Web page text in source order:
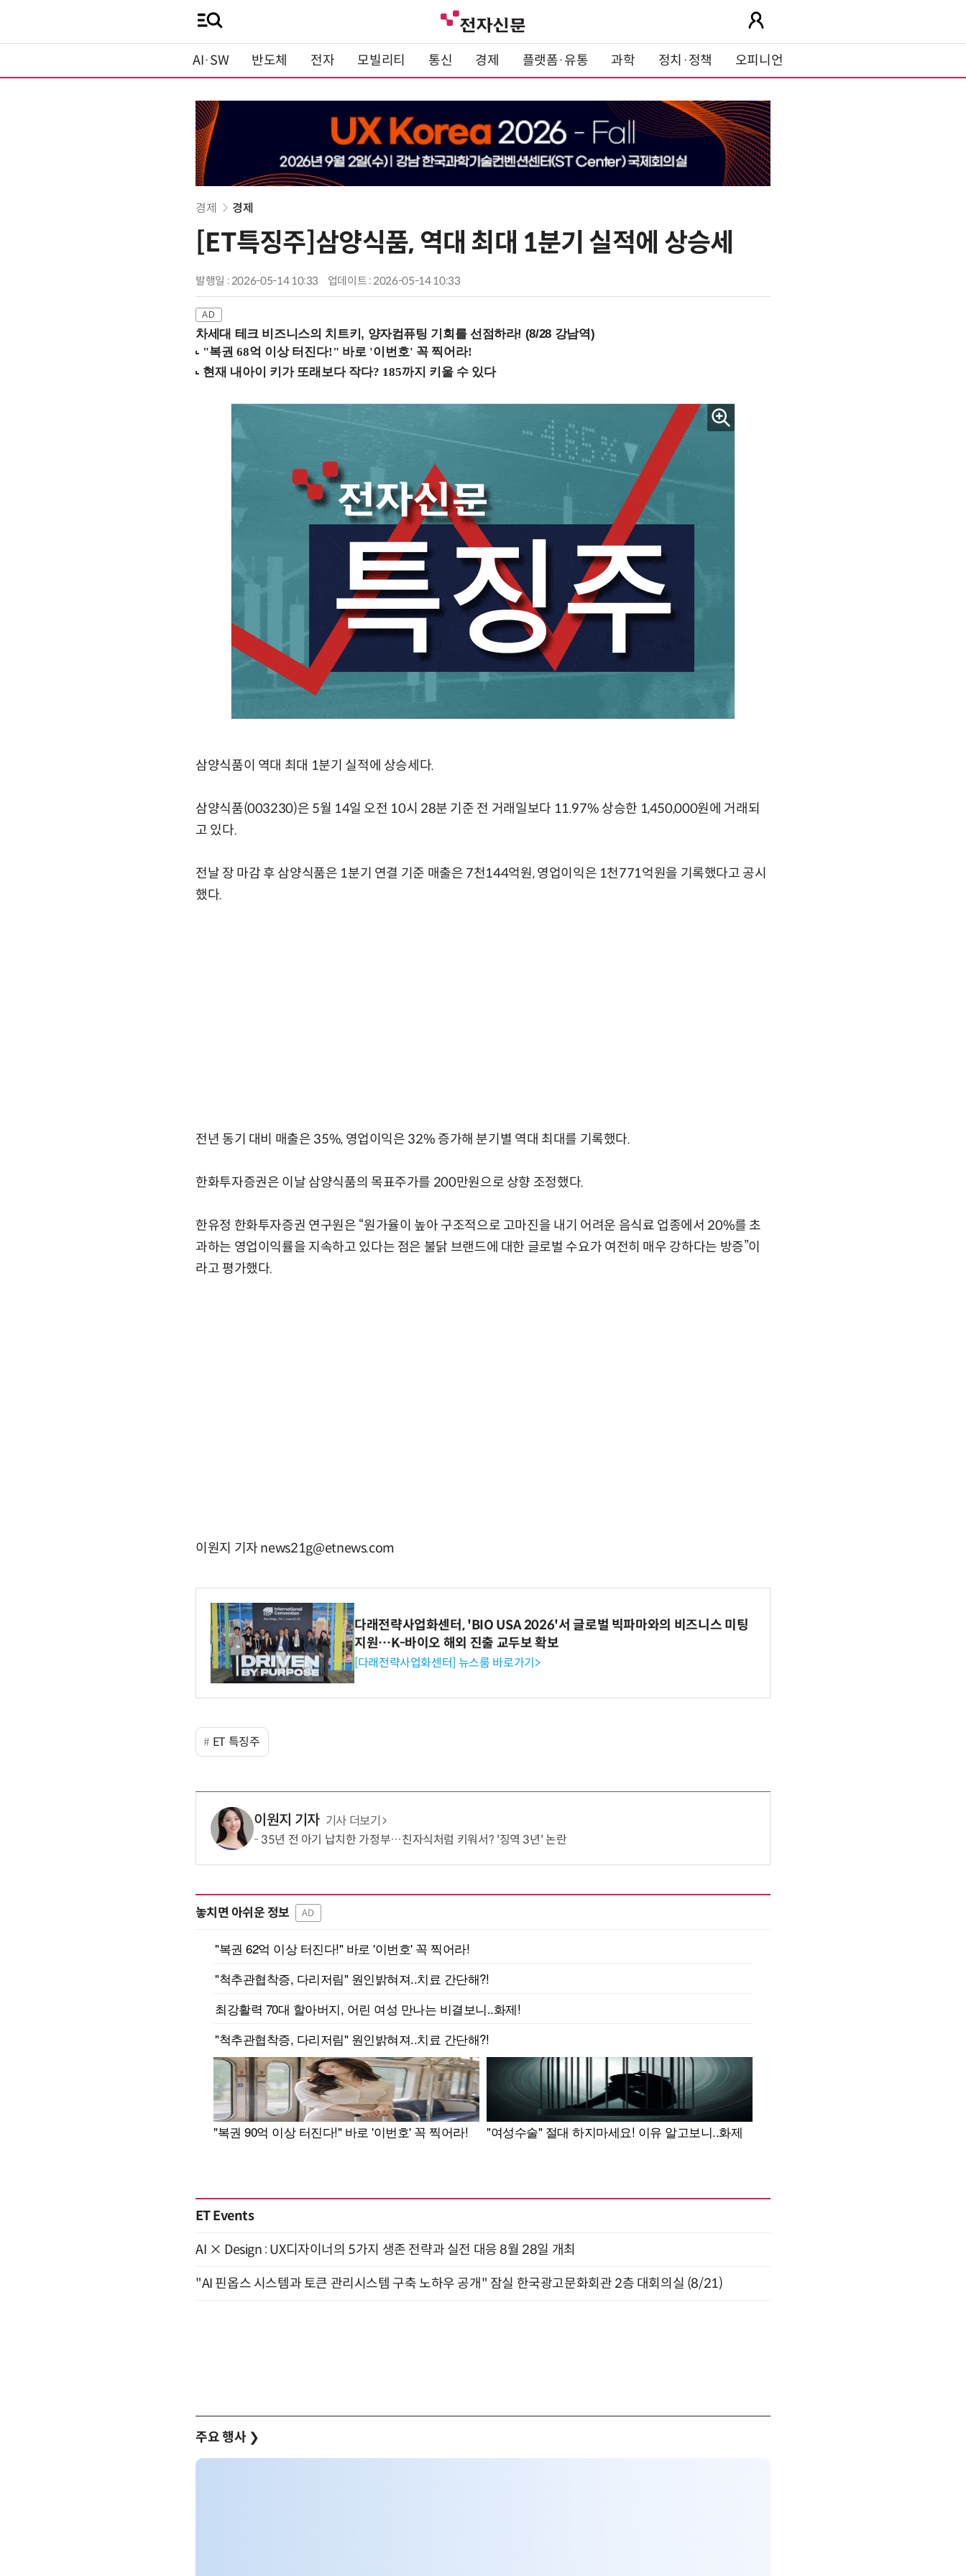
AI·SW 반도체 전자 모빌리티 통신 경제 플랫폼·유통 과학 정치·정책 오피니언
경제 경제
[ET특징주]삼양식품, 역대 최대 1분기 실적에 상승세
발행일 : 2026-05-14 10:33 업데이트 : 2026-05-14 10:33
차세대 테크 비즈니스의 치트키, 양자컴퓨팅 기회를 선점하라! (8/28 강남역)
삼양식품이 역대 최대 1분기 실적에 상승세다.
삼양식품(003230)은 5월 14일 오전 10시 28분 기준 전 거래일보다 11.97% 상승한 1,450,000원에 거래되
고 있다.
전날 장 마감 후 삼양식품은 1분기 연결 기준 매출은 7천144억원, 영업이익은 1천771억원을 기록했다고 공시
했다.
전년 동기 대비 매출은 35%, 영업이익은 32% 증가해 분기별 역대 최대를 기록했다.
한화투자증권은 이날 삼양식품의 목표주가를 200만원으로 상향 조정했다.
한유정 한화투자증권 연구원은 “원가율이 높아 구조적으로 고마진을 내기 어려운 음식료 업종에서 20%를 초
과하는 영업이익률을 지속하고 있다는 점은 불닭 브랜드에 대한 글로벌 수요가 여전히 매우 강하다는 방증”이
라고 평가했다.
이원지 기자 news21g@etnews.com
다래전략사업화센터, 'BIO USA 2026'서 글로벌 빅파마와의 비즈니스 미팅
지원…K-바이오 해외 진출 교두보 확보
[다래전략사업화센터] 뉴스룸 바로가기>
ET 특징주
이원지 기자 기사 더보기
35년 전 아기 납치한 가정부…친자식처럼 키워서? '징역 3년' 논란
놓치면 아쉬운 정보 AD
ET Events
AI × Design : UX디자이너의 5가지 생존 전략과 실전 대응 8월 28일 개최
"AI 핀옵스 시스템과 토큰 관리시스템 구축 노하우 공개" 잠실 한국광고문화회관 2층 대회의실 (8/21)
주요 행사 ❯